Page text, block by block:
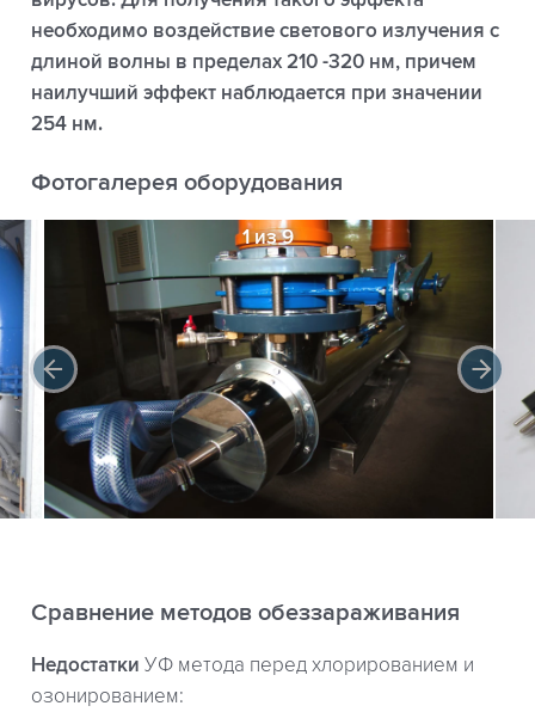
необходимо воздействие светового излучения с
длиной волны в пределах 210 -320 нм, причем
наилучший эффект наблюдается при значении
254 нм.
Фотогалерея оборудования
1 из 9
Сравнение методов обеззараживания
Недостатки УФ метода перед хлорированием и
озонированием: